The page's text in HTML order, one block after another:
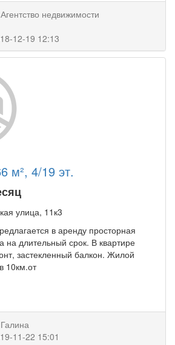
Агентство недвижимости
12-19 12:13
м², 4/19 эт.
улица, 11к3
в аренду просторная
на длительный срок. В квартире
застекленный балкон. Жилой
10км.от
Галина
11-22 15:01